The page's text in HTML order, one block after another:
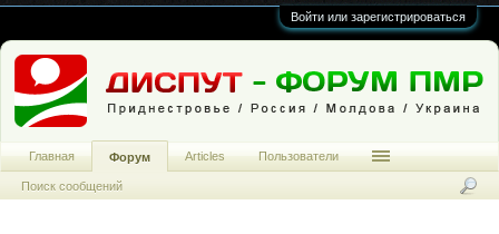
Войти или зарегистрироваться
Главная Форум
Поиск сообщений
Articles Пользователи